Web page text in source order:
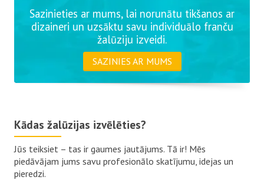
Sazinieties ar mums, lai norunātu tikšanos ar
dizaineri un uzsāktu savu individuālo franču
žalūziju izveidi.
SAZINIES AR MUMS
Kādas žalūzijas izvēlēties?
Jūs teiksiet – tas ir gaumes jautājums. Tā ir! Mēs
piedāvājam jums savu profesionālo skatījumu, idejas un
pieredzi.